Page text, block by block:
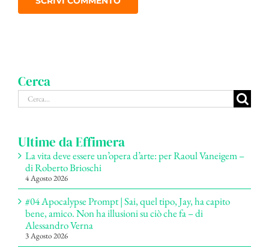
Cerca
Cerca
per:
Ultime da Effimera
La vita deve essere un’opera d’arte: per Raoul Vaneigem –
di Roberto Brioschi
4 Agosto 2026
#04 Apocalypse Prompt | Sai, quel tipo, Jay, ha capito
bene, amico. Non ha illusioni su ciò che fa – di
Alessandro Verna
3 Agosto 2026